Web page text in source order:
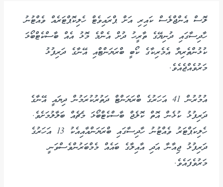
ލޮސް އެންޖްލެސް ކައިރި އަށް ޕްރައިވެޓް ހެލިކޮޕްޓަރެއް ވެއްޓުނު
ހާދިސާގައި ދުނިޔޭގެ ތާރީހު ދުށް އެންމެ މޮޅު އެއް ބާސްކެޓްބޯޅަ
ކުޅުންތެރިޔާ އެމެރިކާގެ ކޯބީ ބްރަޔަންޓްއި އޭނާގެ ދަރިފުޅު
މަރުވެއްޖެއެވެ.
އުމުރުން 41 އަހަރުގެ ބްރަޔަންޓް ދަތުރުކުރަމުން ދިޔައީ އޭނާގެ
ދަރިފުޅު ކުޅެން އޮތް ކޮލެޖް ބާސްކެޓްބޯޅަ މެޗެއް ބަލާލުމަށެވެ.
ހެލިކަޕްޓަރު ވެއްޓުނު ހާދިސާގައި ބްރަޔަންއާއިއެކު 13 އަހަރުގެ
ދަރިފުޅު ޖިއާނާ އަދި އާއިލާގެ ބައެއް މެމްބަރުންވެސްވަނީ
މަރުވެފައެވެ.